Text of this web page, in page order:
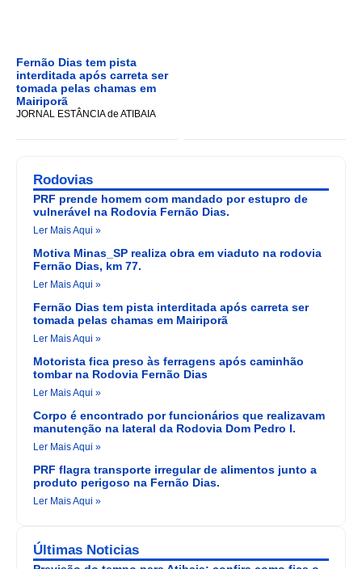
Fernão Dias tem pista
interditada após carreta ser
tomada pelas chamas em
Mairiporã
JORNAL ESTÂNCIA de ATIBAIA
Rodovias
PRF prende homem com mandado por estupro de
vulnerável na Rodovia Fernão Dias.
Ler Mais Aqui »
Motiva Minas_SP realiza obra em viaduto na rodovia
Fernão Dias, km 77.
Ler Mais Aqui »
Fernão Dias tem pista interditada após carreta ser
tomada pelas chamas em Mairiporã
Ler Mais Aqui »
Motorista fica preso às ferragens após caminhão
tombar na Rodovia Fernão Dias
Ler Mais Aqui »
Corpo é encontrado por funcionários que realizavam
manutenção na lateral da Rodovia Dom Pedro I.
Ler Mais Aqui »
PRF flagra transporte irregular de alimentos junto a
produto perigoso na Fernão Dias.
Ler Mais Aqui »
Últimas Noticias